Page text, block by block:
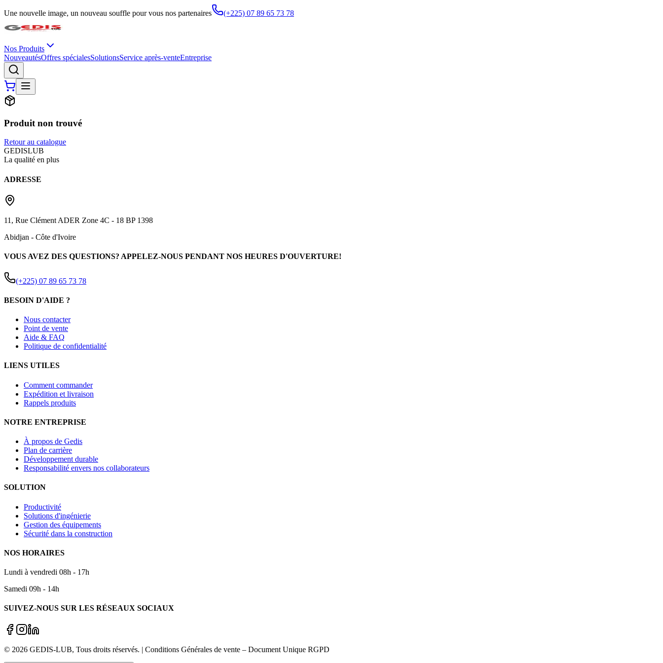
Une nouvelle image, un nouveau souffle pour vous nos partenaires (+225) 07 89 65 73 78
Nos Produits
NouveautésOffres spécialesSolutionsService après-venteEntreprise
Produit non trouvé
Retour au catalogue
GEDISLUB
La qualité en plus
ADRESSE
11, Rue Clément ADER Zone 4C - 18 BP 1398
Abidjan - Côte d'Ivoire
VOUS AVEZ DES QUESTIONS? APPELEZ-NOUS PENDANT NOS HEURES D'OUVERTURE!
(+225) 07 89 65 73 78
BESOIN D'AIDE ?
Nous contacter
Point de vente
Aide & FAQ
Politique de confidentialité
LIENS UTILES
Comment commander
Expédition et livraison
Rappels produits
NOTRE ENTREPRISE
À propos de Gedis
Plan de carrière
Développement durable
Responsabilité envers nos collaborateurs
SOLUTION
Productivité
Solutions d'ingénierie
Gestion des équipements
Sécurité dans la construction
NOS HORAIRES
Lundi à vendredi 08h - 17h
Samedi 09h - 14h
SUIVEZ-NOUS SUR LES RÉSEAUX SOCIAUX
© 2026 GEDIS-LUB, Tous droits réservés. | Conditions Générales de vente – Document Unique RGPD